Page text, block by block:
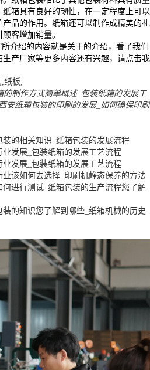
箱具有良好的韧性，在一定程度上可以
品的作用。纸箱还可以制作成精美的礼
客增加销量。
介绍的内容就是关于的介绍，看了我们
产厂家等更多内容还有兴趣，请点击我
纸板
的制作方式简单概述_包装纸箱的发展工
安纸箱包装的印刷的发展_如何确保印刷
装的相关知识_纸箱包装的发展流程
业发展_包装纸箱的发展工艺流程
业发展_包装纸箱的发展工艺流程
业该如何去选择_印刷机静态保养的方法
何进行测试_纸箱包装的生产流程您了解
装的知识您了解到哪些_纸箱机械的历史